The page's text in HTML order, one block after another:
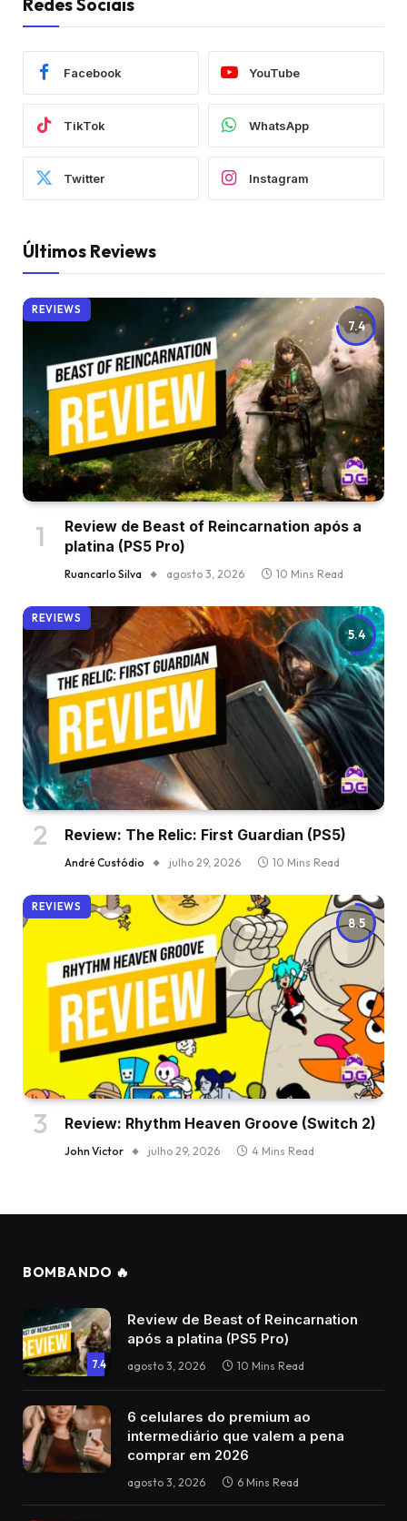
Redes Sociais
Facebook YouTube
TikTok WhatsApp
Twitter Instagram
Últimos Reviews
7.4
REVIEWS
Review de Beast of Reincarnation após a
platina (PS5 Pro)
Ruancarlo Silva agosto 3, 2026 10 Mins Read
5.4
REVIEWS
Review: The Relic: First Guardian (PS5)
André Custódio julho 29, 2026 10 Mins Read
8.5
REVIEWS
Review: Rhythm Heaven Groove (Switch 2)
John Victor julho 29, 2026 4 Mins Read
BOMBANDO 🔥
7.4
Review de Beast of Reincarnation
após a platina (PS5 Pro)
agosto 3, 2026 10 Mins Read
6 celulares do premium ao
intermediário que valem a pena
comprar em 2026
agosto 3, 2026 6 Mins Read